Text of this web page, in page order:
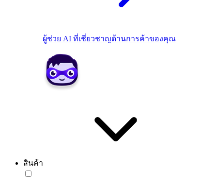
ผู้ช่วย AI ที่เชี่ยวชาญด้านการค้าของคุณ
สินค้า